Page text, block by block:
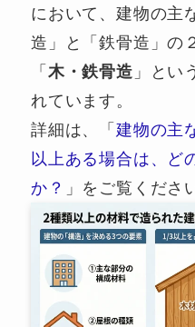
において、建物の主
造」と「鉄骨造」の
「 木・鉄骨造 」とい
れています。
詳細は、「 建物の主
以上ある場合は、ど
か？ 」をご覧くださ